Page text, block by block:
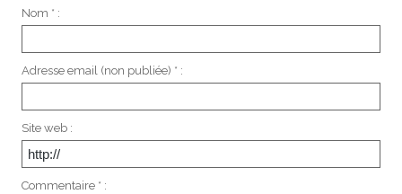
Nom * :
Adresse email (non publiée) * :
Site web :
Commentaire * :